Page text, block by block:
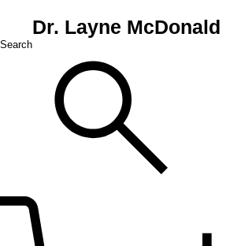
Dr. Layne McDonald
Search